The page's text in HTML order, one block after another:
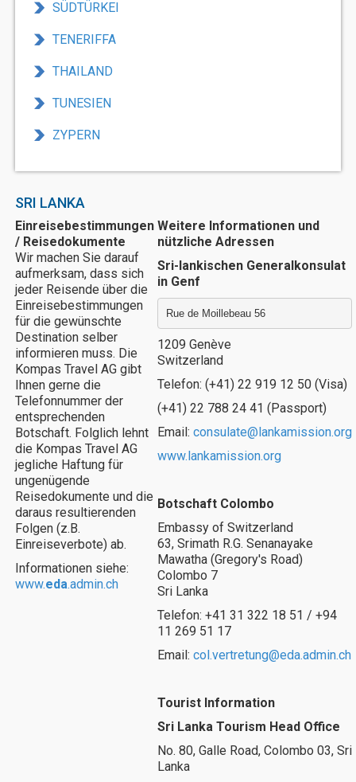
SÜDTÜRKEI
TENERIFFA
THAILAND
TUNESIEN
ZYPERN
SRI LANKA
Einreisebestimmungen
/ Reisedokumente
Wir machen Sie darauf
aufmerksam, dass sich
jeder Reisende über die
Einreisebestimmungen
für die gewünschte
Destination selber
informieren muss. Die
Kompas Travel AG gibt
Ihnen gerne die
Telefonnummer der
entsprechenden
Botschaft. Folglich lehnt
die Kompas Travel AG
jegliche Haftung für
ungenügende
Reisedokumente und die
daraus resultierenden
Folgen (z.B.
Einreiseverbote) ab.
Informationen siehe:
www.eda.admin.ch
Weitere Informationen und
nützliche Adressen
Sri-lankischen Generalkonsulat
in Genf
Rue de Moillebeau 56
1209 Genève
Switzerland
Telefon: (+41) 22 919 12 50 (Visa)
(+41) 22 788 24 41 (Passport)
Email: consulate@lankamission.org
www.lankamission.org
Botschaft Colombo
Embassy of Switzerland
63, Srimath R.G. Senanayake
Mawatha (Gregory's Road)
Colombo 7
Sri Lanka
Telefon: +41 31 322 18 51 / +94
11 269 51 17
Email: col.vertretung@eda.admin.ch
Tourist Information
Sri Lanka Tourism Head Office
No. 80, Galle Road, Colombo 03, Sri
Lanka